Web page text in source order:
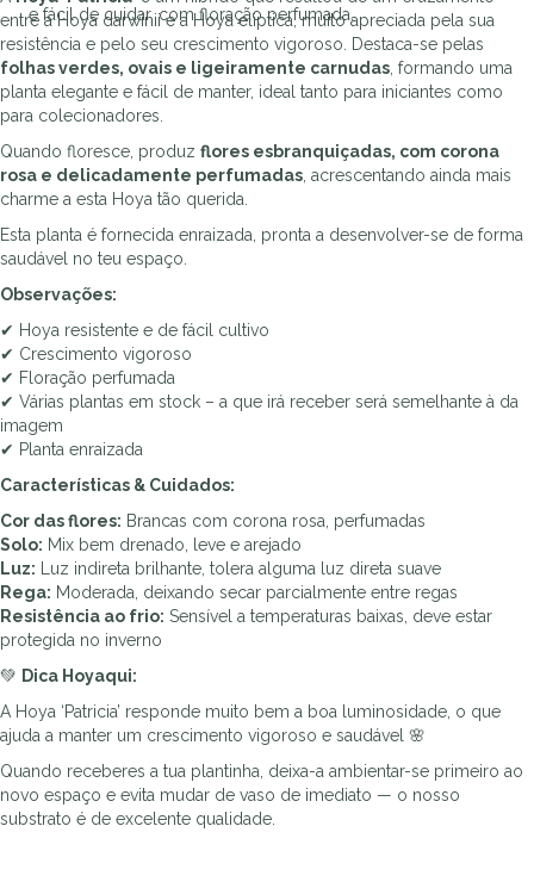
e fácil de cuidar, com floração perfumada.
entre a Hoya darwinii e a Hoya eliptica, muito apreciada pela sua
resistência e pelo seu crescimento vigoroso. Destaca-se pelas
folhas verdes, ovais e ligeiramente carnudas , formando uma
planta elegante e fácil de manter, ideal tanto para iniciantes como
para colecionadores.
Quando floresce, produz flores esbranquiçadas, com corona
rosa e delicadamente perfumadas , acrescentando ainda mais
charme a esta Hoya tão querida.
Esta planta é fornecida enraizada, pronta a desenvolver-se de forma
saudável no teu espaço.
Observações:
✔ Hoya resistente e de fácil cultivo
✔ Crescimento vigoroso
✔ Floração perfumada
✔ Várias plantas em stock – a que irá receber será semelhante à da
imagem
✔ Planta enraizada
Características & Cuidados:
Cor das flores: Brancas com corona rosa, perfumadas
Solo: Mix bem drenado, leve e arejado
Luz: Luz indireta brilhante, tolera alguma luz direta suave
Rega: Moderada, deixando secar parcialmente entre regas
Resistência ao frio: Sensível a temperaturas baixas, deve estar
protegida no inverno
💚 Dica Hoyaqui:
A Hoya ‘Patricia’ responde muito bem a boa luminosidade, o que
ajuda a manter um crescimento vigoroso e saudável 🌸
Quando receberes a tua plantinha, deixa-a ambientar-se primeiro ao
novo espaço e evita mudar de vaso de imediato — o nosso
substrato é de excelente qualidade.